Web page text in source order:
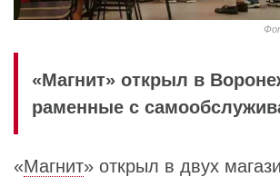
«Магнит» открыл в
раменные с
«Магнит» открыл в двух